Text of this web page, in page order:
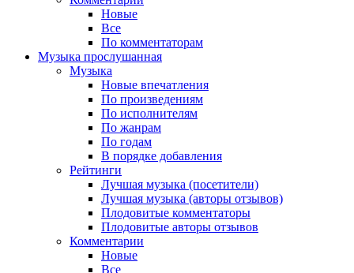
Новые
Все
По комментаторам
Музыка прослушанная
Музыка
Новые впечатления
По произведениям
По исполнителям
По жанрам
По годам
В порядке добавления
Рейтинги
Лучшая музыка (посетители)
Лучшая музыка (авторы отзывов)
Плодовитые комментаторы
Плодовитые авторы отзывов
Комментарии
Новые
Все